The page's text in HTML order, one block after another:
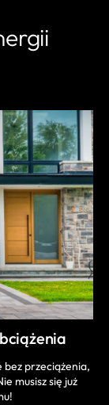
bez przeciążenia,
musisz się już